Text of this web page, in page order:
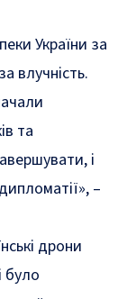
України за
влучність.
та
і
, –
дрони
було